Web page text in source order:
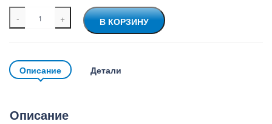
товара
В КОРЗИНУ
t
e
a
Описание Детали
Описание